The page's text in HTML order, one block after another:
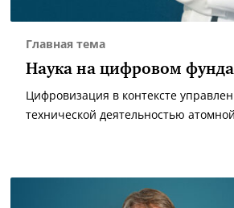
Главная тема
Наука на цифровом
Цифровизация в контексте
технической деятельностью